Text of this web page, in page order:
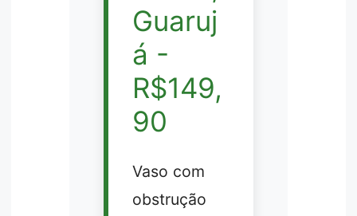
Guaruj
á -
R$149,
90
Vaso com
obstrução